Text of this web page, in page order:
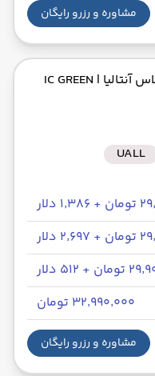
مشاوره و رزرو رایگان
آنتالیا | IC GREEN
UALL
دلار
دلار
+ ۵۱۲ دلار
۳۲٬۹۹۰٬۰۰۰ تومان
مشاوره و رزرو رایگان